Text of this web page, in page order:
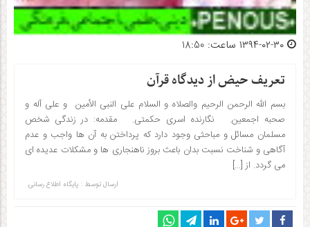
تعریف حیض از دیدگاه قرآن
بسم الله الرحمن الرحیم والصلاه و السلام علی النبی الأمین و علی آله و
صحبه اجمعین. نگارنده اسری حکمتی. مقدمه: در زندگی شخص
مسلمان مسائل و مباحثی وجود دارد که پرداختن به آن ها واجب و عدم
آگاهی و شناخت نسبت بدان باعث بروز ناهنجاری ها و مشکلات عدیده ای
می گردد. از […]
ارسال توسط : پایگاه اطلاع رسانی